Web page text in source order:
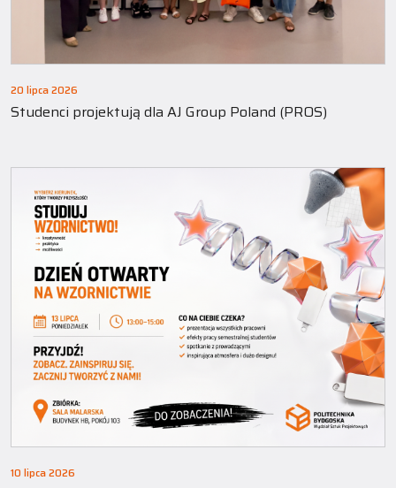
20 lipca 2026
Studenci projektują dla AJ Group Poland (PROS)
10 lipca 2026